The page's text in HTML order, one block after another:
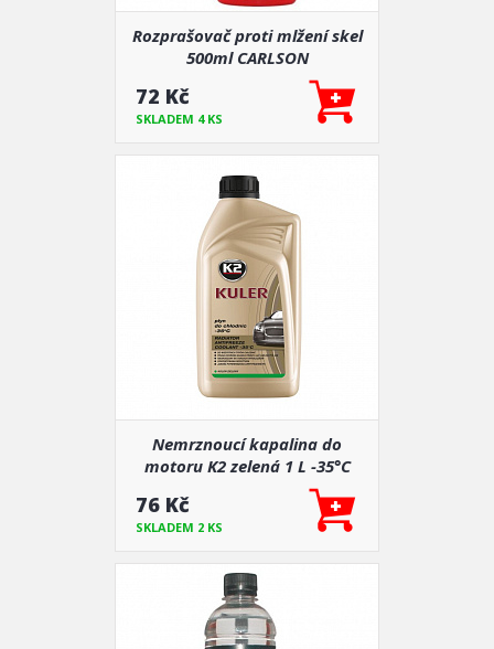
Rozprašovač proti mlžení skel
500ml CARLSON
72 Kč
SKLADEM 4 KS
Nemrznoucí kapalina do
motoru K2 zelená 1 L -35°C
76 Kč
SKLADEM 2 KS